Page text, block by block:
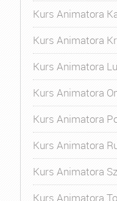
Kurs Animatora
Kurs Animatora
Kurs Animatora
Kurs Animatora
Kurs Animatora
Kurs Animatora
Kurs Animatora
Kurs Animatora